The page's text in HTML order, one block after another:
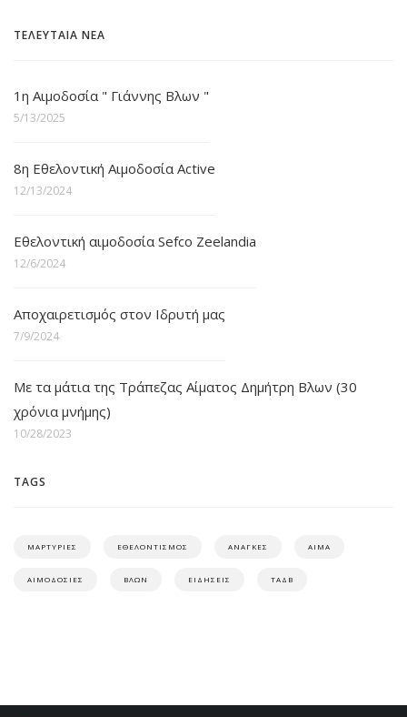
ΤΕΛΕΥΤΑΙΑ ΝΕΑ
1η Αιμοδοσία " Γιάννης Βλων "
5/13/2025
8η Εθελοντική Αιμοδοσία Active
12/13/2024
Εθελοντική αιμοδοσία Sefco Zeelandia
12/6/2024
Αποχαιρετισμός στον Ιδρυτή μας
7/9/2024
Με τα μάτια της Τράπεζας Αίματος Δημήτρη Βλων (30
χρόνια μνήμης)
10/28/2023
TAGS
ΜΑΡΤΥΡΙΕΣ ΕΘΕΛΟΝΤΙΣΜΟΣ ΑΝΑΓΚΕΣ ΑΙΜΑ
ΑΙΜΟΔΟΣΙΕΣ ΒΛΩΝ ΕΙΔΗΣΕΙΣ ΤΑΔΒ